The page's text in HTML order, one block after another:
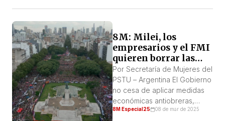
para criminalizar a los
movimientos sociales y
amenaza con recortar los
derechos de las mujeres, […]
8M: Milei, los
empresarios y el FMI
quieren borrar las
conquistas
femeninas y de las
diversidades
¡Apoyemos y unamos
las luchas para
Por Secretaría de Mujeres del
PSTU – Argentina El Gobierno
no cesa de aplicar medidas
económicas antiobreras,
recorta salarios y jubilaciones,
8M Especial25 08 de mar de 2025